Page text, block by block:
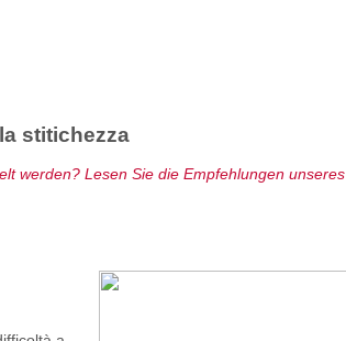
stitichezza
werden? Lesen Sie die Empfehlungen unseres